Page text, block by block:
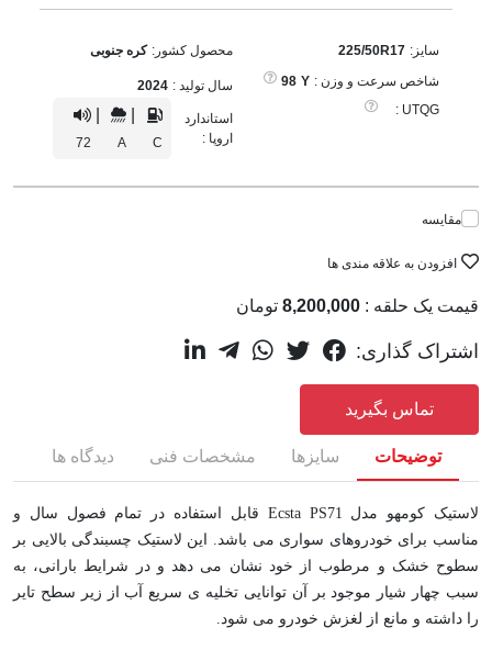
سایز: 225/50R17
شاخص سرعت و وزن : Y
98
UTQG :
محصول کشور: کره جنوبی
سال تولید : 2024
استاندارد
اروپا :
C
A
72
مقایسه
افزودن به علاقه مندی ها
قیمت یک حلقه : 8,200,000 تومان
اشتراک گذاری:
تماس بگیرید
توضیحات سایزها مشخصات فنی دیدگاه ها
لاستیک کومهو مدل Ecsta PS71 قابل استفاده در تمام فصول سال و
مناسب برای خودروهای سواری می باشد. این لاستیک چسبندگی بالایی بر
سطوح خشک و مرطوب از خود نشان می دهد و در شرایط بارانی، به
سبب چهار شیار موجود بر آن توانایی تخلیه ی سریع آب از زیر سطح تایر
را داشته و مانع از لغزش خودرو می شود.